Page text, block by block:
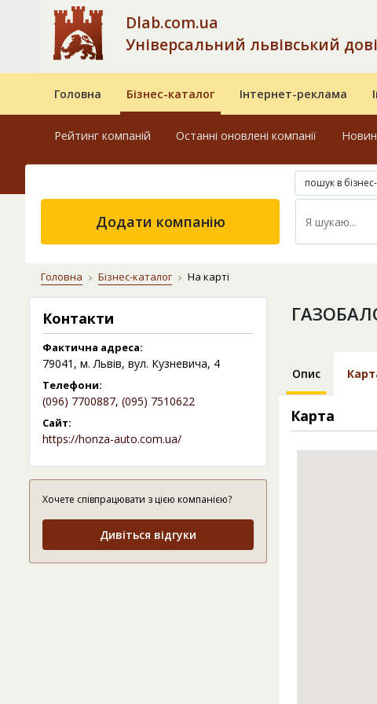
Dlab.com.ua
Універсальний львівський
Головна Бізнес-каталог Інтернет-реклама
Рейтинг компаній Останні оновлені компанії
пошук в
Додати компанію
Головна Бізнес-каталог На карті
Контакти
Фактична адреса:
79041, м. Львів, вул. Кузневича, 4
Телефони:
(096) 7700887, (095) 7510622
Сайт:
https://honza-auto.com.ua/
Хочете співпрацювати з цією компанією?
Дивіться відгуки
Опис
Карта